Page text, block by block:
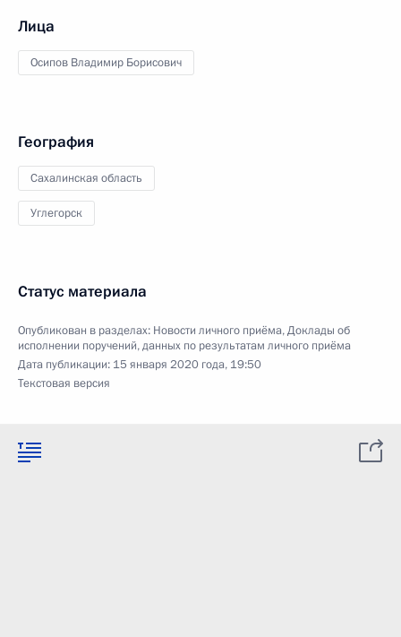
Лица
Осипов Владимир Борисович
География
Сахалинская область
Углегорск
Статус материала
Опубликован в разделах: Новости личного приёма,Доклады об
исполнении поручений, данных по результатам личного приёма
Дата публикации: 15 января 2020 года, 19:50
Текстовая версия